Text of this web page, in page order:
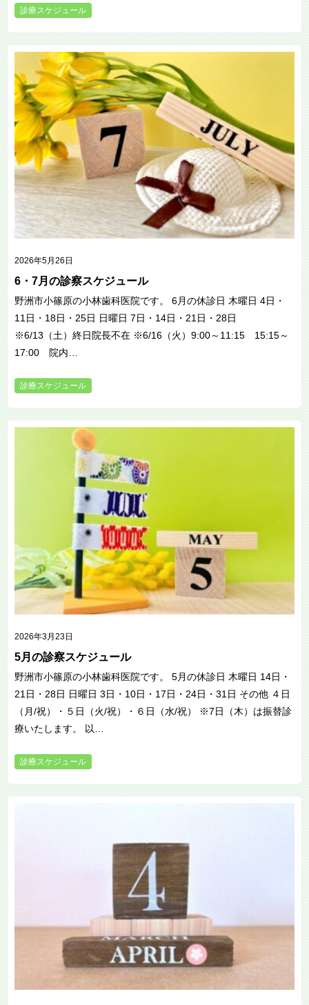
診療スケジュール
2026年5月26日
6・7月の診察スケジュール
野洲市小篠原の小林歯科医院です。 6月の休診日 木曜日 4日・
11日・18日・25日 日曜日 7日・14日・21日・28日
※6/13（土）終日院長不在 ※6/16（火）9:00～11:15 15:15～
17:00 院内…
診療スケジュール
2026年3月23日
5月の診察スケジュール
野洲市小篠原の小林歯科医院です。 5月の休診日 木曜日 14日・
21日・28日 日曜日 3日・10日・17日・24日・31日 その他 ４日
（月/祝）・５日（火/祝）・６日（水/祝） ※7日（木）は振替診
療いたします。 以…
診療スケジュール